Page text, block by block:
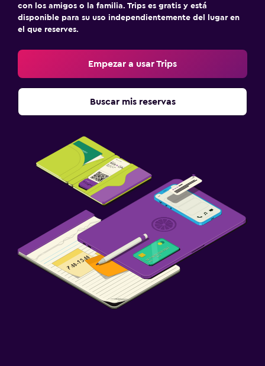
con los amigos o la familia. Trips es gratis y está
disponible para su uso independientemente del lugar en
el que reserves.
Empezar a usar Trips
Buscar mis reservas